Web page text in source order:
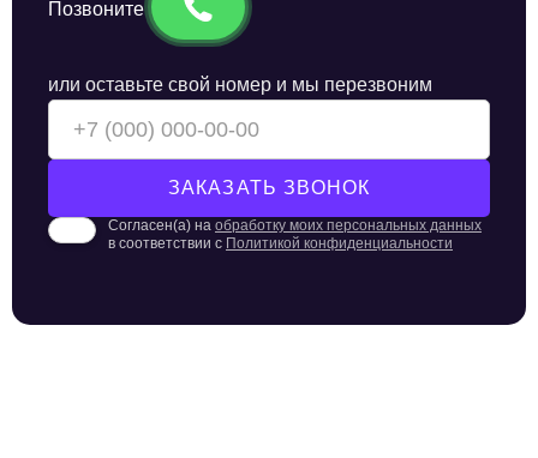
Позвоните
или оставьте свой номер и мы перезвоним
Согласен(а) на обработку моих персональных данных
в соответствии с Политикой конфиденциальности